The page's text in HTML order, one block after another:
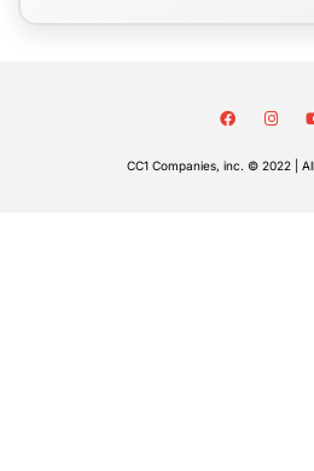
CC1 Companies, inc. © 2022 |